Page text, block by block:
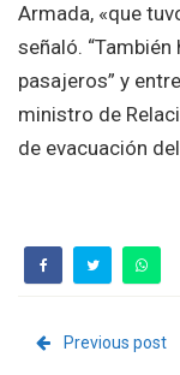
Armada, «que
señaló.
pasajeros” y
ministro de
de evacuación
Previous post